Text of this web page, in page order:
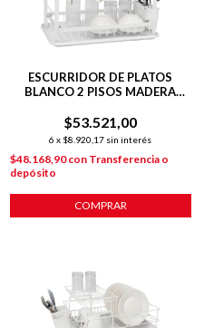
ESCURRIDOR DE PLATOS
BLANCO 2 PISOS MADERA
$53.521,00
6 x $8.920,17 sin interés
$48.168,90con Transferencia o
depósito
COMPRAR